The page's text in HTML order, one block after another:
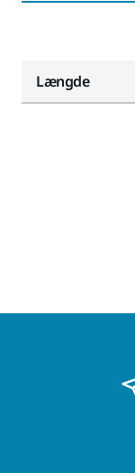
Længde